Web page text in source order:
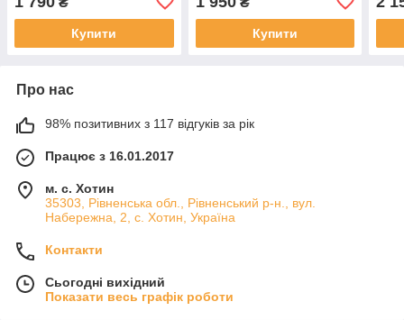
Купити Купити
Про нас
98% позитивних з 117 відгуків за рік
Працює з 16.01.2017
м. с. Хотин
35303, Рівненська обл., Рівненський р-н., вул.
Набережна, 2, с. Хотин, Україна
Контакти
Сьогодні вихідний
Показати весь графік роботи